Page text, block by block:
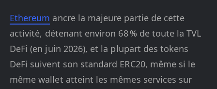
Ethereum ancre la majeure partie de cette
activité, détenant environ 68 % de toute la TVL
DeFi (en juin 2026), et la plupart des tokens
DeFi suivent son standard ERC20, même si le
même wallet atteint les mêmes services sur